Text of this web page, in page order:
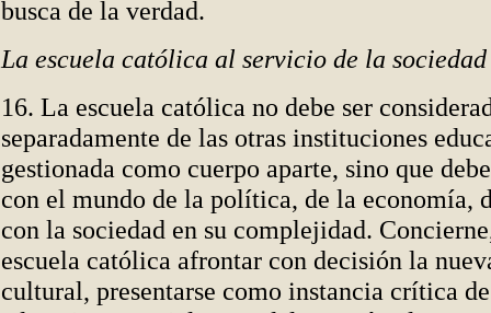
busca de la verdad.
La escuela católica al servicio de la sociedad
16. La escuela católica no debe ser
separadamente de las otras instituciones
gestionada como cuerpo aparte, sino que
con el mundo de la política, de la economía,
con la sociedad en su complejidad.
escuela católica afrontar con decisión la
cultural, presentarse como instancia crítica